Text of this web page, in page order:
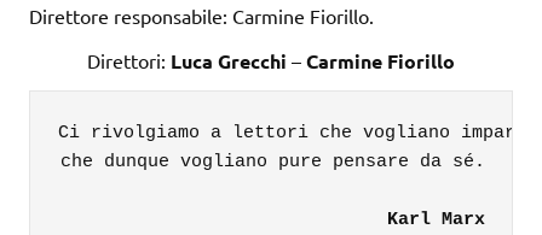
Direttore responsabile: Carmine Fiorillo.
Direttori: Luca Grecchi – Carmine Fiorillo
Ci rivolgiamo a lettori che vogliano
che dunque vogliano pure pensare da sé.
Karl Marx